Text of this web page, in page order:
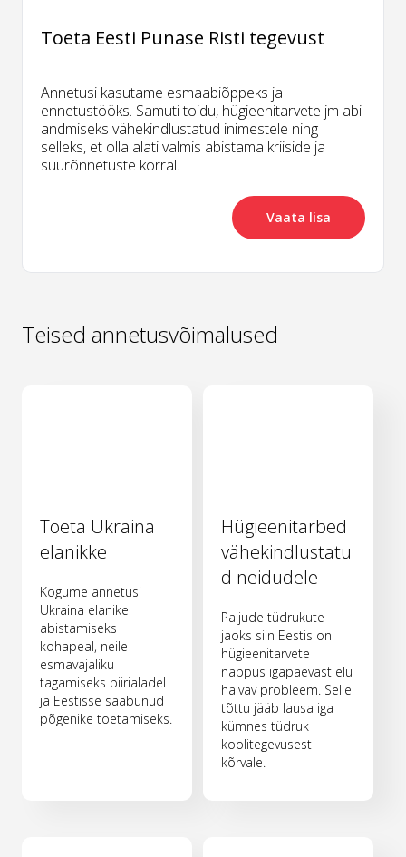
Toeta Eesti Punase Risti tegevust
Annetusi kasutame esmaabiõppeks ja
ennetustööks. Samuti toidu, hügieenitarvete jm abi
andmiseks vähekindlustatud inimestele ning
selleks, et olla alati valmis abistama kriiside ja
suurõnnetuste korral.
Vaata lisa
Teised annetusvõimalused
Toeta Ukraina
elanikke
Kogume annetusi
Ukraina elanike
abistamiseks
kohapeal, neile
esmavajaliku
tagamiseks piirialadel
ja Eestisse saabunud
põgenike toetamiseks.
Hügieenitarbed
vähekindlustatu
d neidudele
Paljude tüdrukute
jaoks siin Eestis on
hügieenitarvete
nappus igapäevast elu
halvav probleem. Selle
tõttu jääb lausa iga
kümnes tüdruk
koolitegevusest
kõrvale.